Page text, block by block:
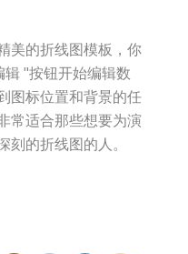
美的折线图模板，你
"按钮开始编辑数
图标位置和背景的任
常适合那些想要为演
的折线图的人。